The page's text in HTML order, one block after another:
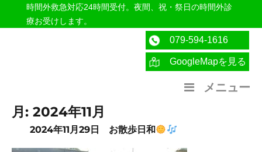
時間外救急対応24時間受付。夜間、祝・祭日の時間外診
療お受けします。
医療法人社団紀洋会 公式サイト
079-594-1616
GoogleMapを見る
メニュー
月: 2024年11月
2024年11月29日 お散歩日和